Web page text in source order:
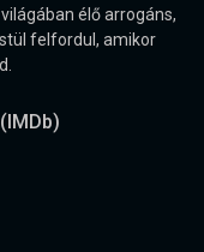
élő arrogáns,
felfordul, amikor